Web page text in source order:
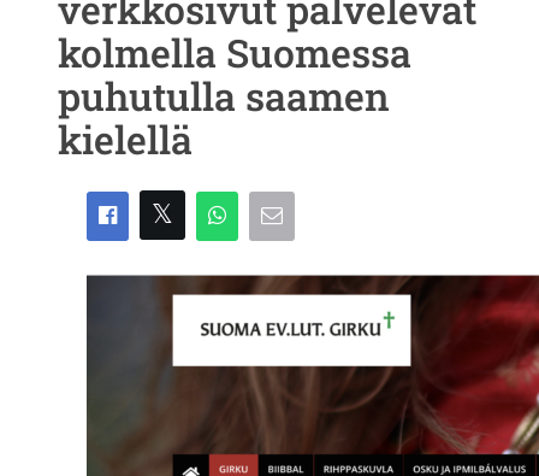
kolmella Suomessa
puhutulla saamen
kielellä